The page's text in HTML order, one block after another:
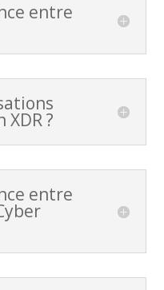
entre
?
entre